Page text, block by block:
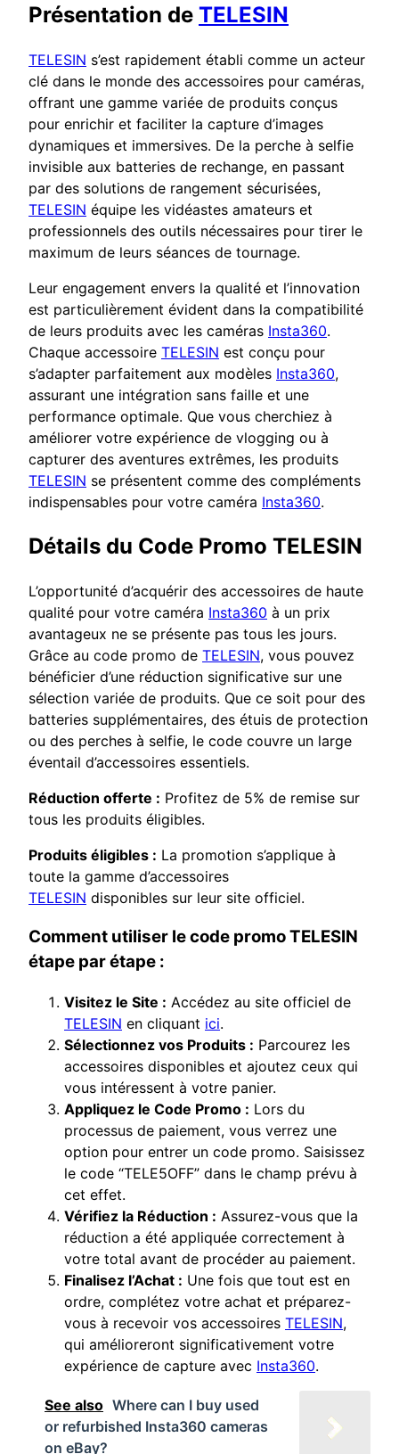
Présentation de TELESIN
TELESIN s’est rapidement établi comme un acteur
clé dans le monde des accessoires pour caméras,
offrant une gamme variée de produits conçus
pour enrichir et faciliter la capture d’images
dynamiques et immersives. De la perche à selfie
invisible aux batteries de rechange, en passant
par des solutions de rangement sécurisées,
TELESIN équipe les vidéastes amateurs et
professionnels des outils nécessaires pour tirer le
maximum de leurs séances de tournage.
Leur engagement envers la qualité et l’innovation
est particulièrement évident dans la compatibilité
de leurs produits avec les caméras Insta360.
Chaque accessoire TELESIN est conçu pour
s’adapter parfaitement aux modèles Insta360,
assurant une intégration sans faille et une
performance optimale. Que vous cherchiez à
améliorer votre expérience de vlogging ou à
capturer des aventures extrêmes, les produits
TELESIN se présentent comme des compléments
indispensables pour votre caméra Insta360.
Détails du Code Promo TELESIN
L’opportunité d’acquérir des accessoires de haute
qualité pour votre caméra Insta360 à un prix
avantageux ne se présente pas tous les jours.
Grâce au code promo de TELESIN, vous pouvez
bénéficier d’une réduction significative sur une
sélection variée de produits. Que ce soit pour des
batteries supplémentaires, des étuis de protection
ou des perches à selfie, le code couvre un large
éventail d’accessoires essentiels.
Réduction offerte : Profitez de 5% de remise sur
tous les produits éligibles.
Produits éligibles : La promotion s’applique à
toute la gamme d’accessoires
TELESIN disponibles sur leur site officiel.
Comment utiliser le code promo TELESIN
étape par étape :
Visitez le Site : Accédez au site officiel de
TELESIN en cliquant ici.
Sélectionnez vos Produits : Parcourez les
accessoires disponibles et ajoutez ceux qui
vous intéressent à votre panier.
Appliquez le Code Promo : Lors du
processus de paiement, vous verrez une
option pour entrer un code promo. Saisissez
le code “TELE5OFF” dans le champ prévu à
cet effet.
Vérifiez la Réduction : Assurez-vous que la
réduction a été appliquée correctement à
votre total avant de procéder au paiement.
Finalisez l’Achat : Une fois que tout est en
ordre, complétez votre achat et préparez-
vous à recevoir vos accessoires TELESIN,
qui amélioreront significativement votre
expérience de capture avec Insta360.
See also Where can I buy used
or refurbished Insta360 cameras
on eBay?